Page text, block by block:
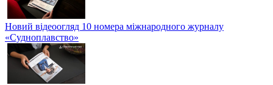
Новий відеоогляд 10 номера міжнародного журналу
«Судноплавство»